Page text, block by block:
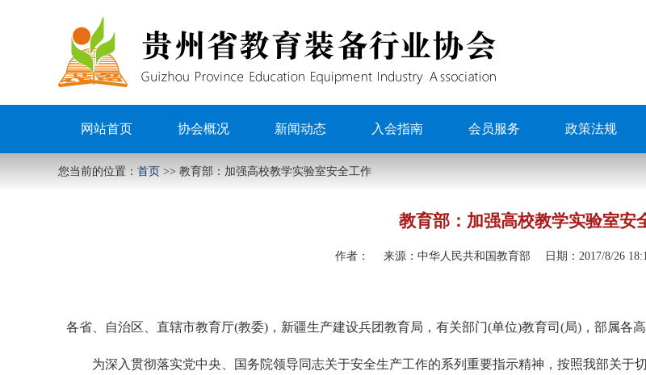
网站首页 协会概况 新闻动态 入会指南 会员服务 政策法规
您当前的位置： 首页 >> 教育部：加强高校教学实验室安全工作
教育部：加强高校教学实验室安
作者： 来源： 中华人民共和国教育部 日期： 2017/8/26
各省、自治区、直辖市教育厅(教委)，新疆生产建设兵团教育局，有关部门(单位)教育司(局)，部属各高
为深入贯彻落实党中央、国务院领导同志关于安全生产工作的系列重要指示精神，按照我部关于